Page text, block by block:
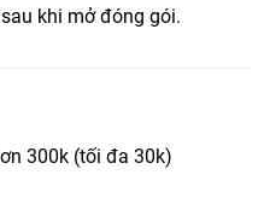
khi mở đóng gói.
300k (tối đa 30k)